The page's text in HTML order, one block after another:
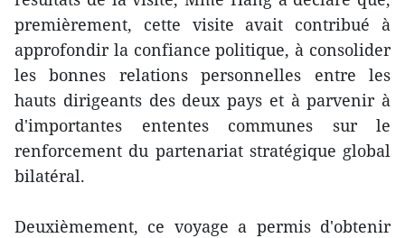
premièrement, cette visite avait contribué à
approfondir la confiance politique, à consolider
les bonnes relations personnelles entre les
hauts dirigeants des deux pays et à parvenir à
d'importantes ententes communes sur le
renforcement du partenariat stratégique global
bilatéral.
Deuxièmement, ce voyage a permis d'obtenir